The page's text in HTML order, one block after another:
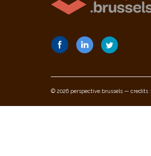
© 2026 perspective.brussels — credits :